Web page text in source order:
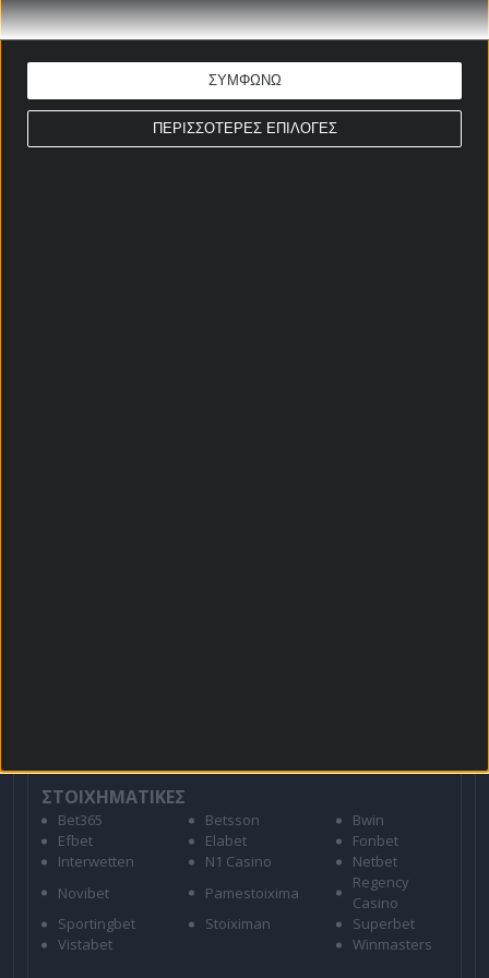
ΠΕΡΙΣΣΟΤΕΡΕΣ ΕΠΙΛΟΓΕΣ
ΣΥΜΦΩΝΩ
Απόδοση: 2.00 Παίξε νόμιμα
ΣΤΟΙΧΗΜΑΤΙΚΕΣ ΠΡΟΣΦΟΡΕΣ *
ΣΤΟΙΧΗΜΑΤΙΚΕΣ
Bet365 Betsson
Bwin
Efbet
Elabet
Fonbet
Interwetten
N1 Casino
Netbet
Novibet
Pamestoixima
Regency
Casino
Sportingbet
Stoiximan
Superbet
Vistabet
Winmasters